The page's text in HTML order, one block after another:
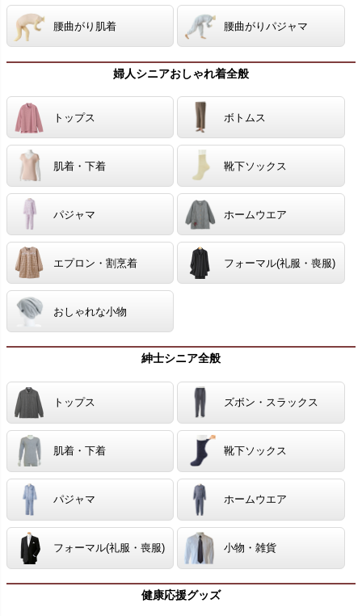
腰曲がり肌着 腰曲がりパジャマ
婦人シニアおしゃれ着全般
トップス ボトムス
肌着・下着 靴下ソックス
パジャマ ホームウエア
エプロン・割烹着 フォーマル(礼服・喪服)
おしゃれな小物
紳士シニア全般
トップス ズボン・スラックス
肌着・下着 靴下ソックス
パジャマ ホームウエア
フォーマル(礼服・喪服) 小物・雑貨
健康応援グッズ